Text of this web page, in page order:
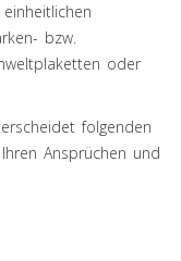
bzw.
oder
folgenden
Ansprüchen und